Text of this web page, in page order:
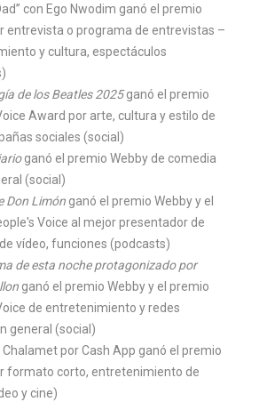
con Ego Nwodim ganó el premio
entrevista o programa de entrevistas –
y cultura, espectáculos
de los Beatles 2025ganó el premio
Award por arte, cultura y estilo de
sociales (social)
ganó el premio Webby de comedia
(social)
Don Limón ganó el premio Webby y el
Voice al mejor presentador de
vídeo, funciones (podcasts)
de esta noche protagonizado por
ganó el premio Webby y el premio
de entretenimiento y redes
general (social)
por Cash App ganó el premio
formato corto, entretenimiento de
y cine)